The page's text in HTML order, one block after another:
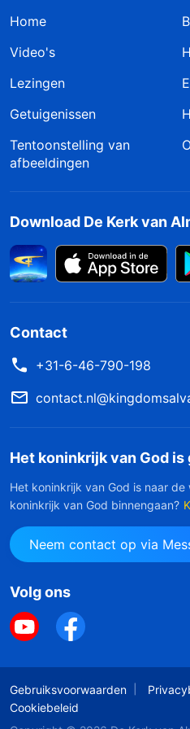
Home
Video's
Lezingen
Getuigenissen
Tentoonstelling van
afbeeldingen
Download De Kerk van
Contact
+31-6-46-790-198
Het koninkrijk van God is
Het koninkrijk van God is naar
koninkrijk van God binnengaan?
Neem contact op via
Volg ons
Gebruiksvoorwaarden
Cookiebeleid